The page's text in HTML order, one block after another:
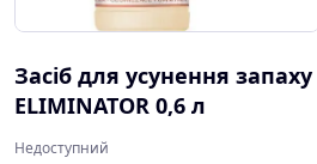
Засіб для усунення
ELIMINATOR 0,6 л
Недоступний